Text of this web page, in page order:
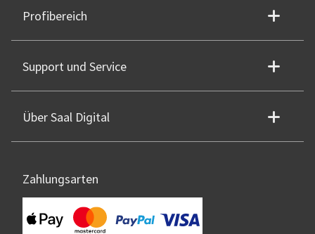
Profibereich
Support und Service
Über Saal Digital
Zahlungsarten